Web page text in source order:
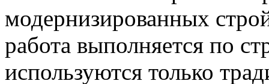
модернизированных
работа выполняется по
используются только